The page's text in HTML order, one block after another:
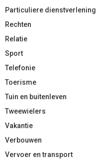
Particuliere dienstverlening
Rechten
Relatie
Sport
Telefonie
Toerisme
Tuin en buitenleven
Tweewielers
Vakantie
Verbouwen
Vervoer en transport